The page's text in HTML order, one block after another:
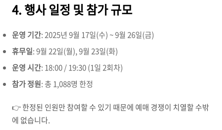
4. 행사 일정 및 참가 규모
운영 기간: 2025년 9월 17일(수) ~ 9월 26일(금)
휴무일: 9월 22일(월), 9월 23일(화)
운영 시간: 18:00 / 19:30 (1일 2회차)
참가 정원: 총 1,088명 한정
👉 한정된 인원만 참여할 수 있기 때문에 예매 경쟁이 치열할 수밖
에 없습니다.